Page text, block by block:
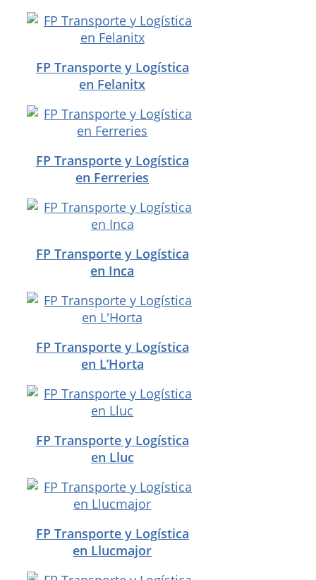
FP Transporte y Logística
en Felanitx
FP Transporte y Logística
en Ferreries
FP Transporte y Logística
en Inca
FP Transporte y Logística
en L’Horta
FP Transporte y Logística
en Lluc
FP Transporte y Logística
en Llucmajor